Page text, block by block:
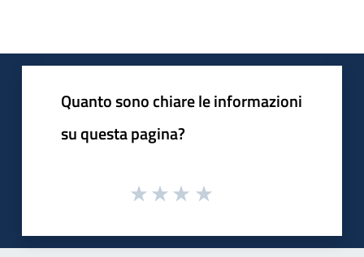
Quanto sono chiare le informazioni
su questa pagina?